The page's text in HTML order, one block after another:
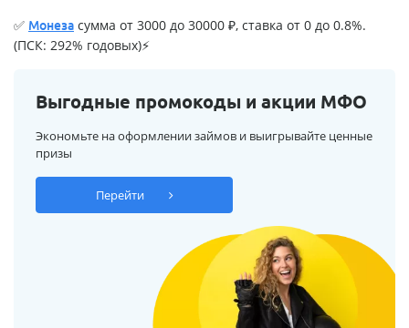
✅ Монеза сумма от 3000 до 30000 ₽, ставка от 0 до 0.8%.
(ПСК: 292% годовых)⚡
Выгодные промокоды и акции МФО
Экономьте на оформлении займов и выигрывайте ценные
призы
Перейти